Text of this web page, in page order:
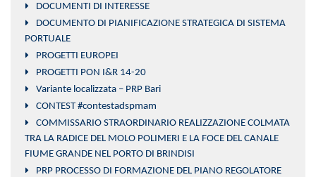
DOCUMENTI DI INTERESSE
DOCUMENTO DI PIANIFICAZIONE STRATEGICA DI SISTEMA
PORTUALE
PROGETTI EUROPEI
PROGETTI PON I&R 14-20
Variante localizzata – PRP Bari
CONTEST #contestadspmam
COMMISSARIO STRAORDINARIO REALIZZAZIONE COLMATA
TRA LA RADICE DEL MOLO POLIMERI E LA FOCE DEL CANALE
FIUME GRANDE NEL PORTO DI BRINDISI
PRP PROCESSO DI FORMAZIONE DEL PIANO REGOLATORE